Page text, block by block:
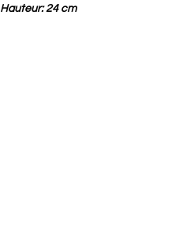
Hauteur: 24 cm